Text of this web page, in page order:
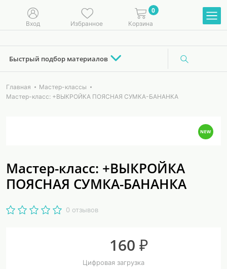
Вход Избранное
0
Корзина
Быстрый подбор материалов
Главная
Мастер-классы
Мастер-класс: +ВЫКРОЙКА ПОЯСНАЯ СУМКА-БАНАНКА
Мастер-класс: +ВЫКРОЙКА
ПОЯСНАЯ СУМКА-БАНАНКА
0 отзывов
160 ₽
Цифровая загрузка